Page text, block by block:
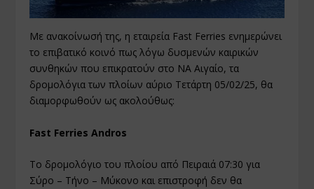
Με ανακοίνωσή της, η εταιρεία Fast Ferries ενημερώνει
το επιβατικό κοινό πως λόγω δυσμενών καιρικών
συνθηκών που επικρατούν στο ΝΑ Αιγαίο, τα
δρομολόγια των πλοίων αύριο Τετάρτη 05/02/25, θα
διαμορφωθούν ως ακολούθως:
Fast Ferries Andros
Το δρομολόγιο του πλοίου από Πειραιά 07:30 για
Σύρο – Τήνο – Μύκονο και επιστροφή δεν θα